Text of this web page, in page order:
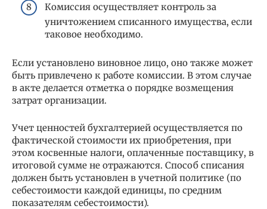
Комиссия осуществляет контроль за
уничтожением списанного имущества, если
таковое необходимо.
Если установлено виновное лицо, оно также может
быть привлечено к работе комиссии. В этом случае
в акте делается отметка о порядке возмещения
затрат организации.
Учет ценностей бухгалтерией осуществляется по
фактической стоимости их приобретения, при
этом косвенные налоги, оплаченные поставщику, в
итоговой сумме не отражаются. Способ списания
должен быть установлен в учетной политике (по
себестоимости каждой единицы, по средним
показателям себестоимости).